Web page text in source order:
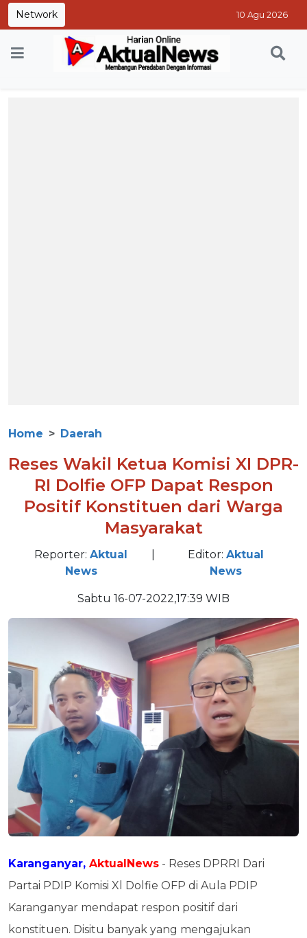
Network 10 Agu 2026
Home Daerah
Reses Wakil Ketua Komisi XI DPR-
RI Dolfie OFP Dapat Respon
Positif Konstituen dari Warga
Masyarakat
Reporter: Aktual
News
Editor:Aktual
News
Sabtu 16-07-2022,17:39 WIB
Karanganyar, AktualNews - Reses DPRRI Dari
Partai PDIP Komisi Xl Dolfie OFP di Aula PDIP
Karanganyar mendapat respon positif dari
konstituen. Disitu banyak yang mengajukan